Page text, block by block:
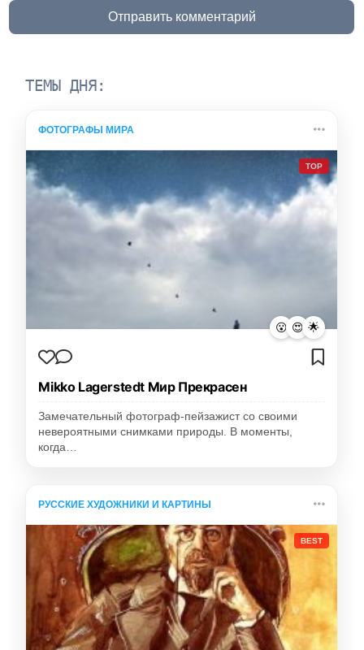
Отправить комментарий
ТЕМЫ ДНЯ:
ФОТОГРАФЫ МИРА
TOP
😮 😍 🌟
Mikko Lagerstedt Мир Прекрасен
Замечательный фотограф-пейзажист со своими
невероятными снимками природы. В моменты,
когда…
РУССКИЕ ХУДОЖНИКИ И КАРТИНЫ
BEST